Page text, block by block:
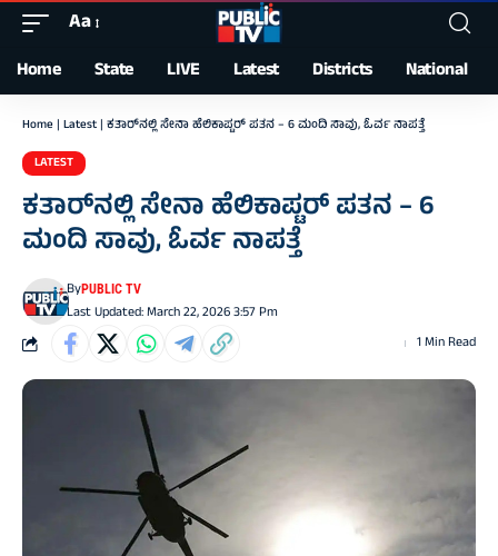
Font
Resizer
Aa
Home State LIVE Latest Districts National
Home | Latest | ಕತಾರ್‌ನಲ್ಲಿ ಸೇನಾ ಹೆಲಿಕಾಪ್ಟರ್ ಪತನ – 6 ಮಂದಿ ಸಾವು, ಓರ್ವ ನಾಪತ್ತೆ
LATEST
ಕತಾರ್‌ನಲ್ಲಿ ಸೇನಾ ಹೆಲಿಕಾಪ್ಟರ್ ಪತನ – 6
ಮಂದಿ ಸಾವು, ಓರ್ವ ನಾಪತ್ತೆ
Last Updated: March 22, 2026 3:57 Pm
ByPUBLIC TV
1 Min Read